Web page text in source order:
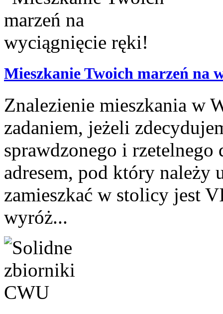
Mieszkanie Twoich marzeń na
Znalezienie mieszkania w
zadaniem, jeżeli
sprawdzonego i rzetelnego
adresem, pod który należy
zamieszkać w stolicy jest
wyróż...